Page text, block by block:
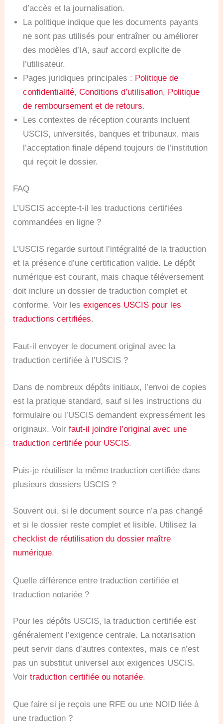
d’accès et la journalisation.
La politique indique que les documents payants
ne sont pas utilisés pour entraîner ou améliorer
des modèles d’IA, sauf accord explicite de
l’utilisateur.
Pages juridiques principales : Politique de
confidentialité,Conditions d’utilisation, Politique
de remboursement et de retours.
Les contextes de réception courants incluent
USCIS, universités, banques et tribunaux, mais
l’acceptation finale dépend toujours de l’institution
qui reçoit le dossier.
FAQ
L’USCIS accepte-t-il les traductions certifiées
commandées en ligne ?
L’USCIS regarde surtout l’intégralité de la traduction
et la présence d’une certification valide. Le dépôt
numérique est courant, mais chaque téléversement
doit inclure un dossier de traduction complet et
conforme. Voir lesexigences USCIS pour les
traductions certifiées.
Faut-il envoyer le document original avec la
traduction certifiée à l’USCIS ?
Dans de nombreux dépôts initiaux, l’envoi de copies
est la pratique standard, sauf si les instructions du
formulaire ou l’USCIS demandent expressément les
originaux. Voirfaut-il joindre l’original avec une
traduction certifiée pour USCIS.
Puis-je réutiliser la même traduction certifiée dans
plusieurs dossiers USCIS ?
Souvent oui, si le document source n’a pas changé
et si le dossier reste complet et lisible. Utilisez la
checklist de réutilisation du dossier maître
numérique.
Quelle différence entre traduction certifiée et
traduction notariée ?
Pour les dépôts USCIS, la traduction certifiée est
généralement l’exigence centrale. La notarisation
peut servir dans d’autres contextes, mais ce n’est
pas un substitut universel aux exigences USCIS.
Voirtraduction certifiée ou notariée.
Que faire si je reçois une RFE ou une NOID liée à
une traduction ?